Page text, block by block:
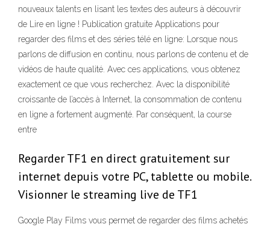
nouveaux talents en lisant les textes des auteurs à découvrir
de Lire en ligne ! Publication gratuite Applications pour
regarder des films et des séries télé en ligne: Lorsque nous
parlons de diffusion en continu, nous parlons de contenu et de
vidéos de haute qualité. Avec ces applications, vous obtenez
exactement ce que vous recherchez. Avec la disponibilité
croissante de l’accès à Internet, la consommation de contenu
en ligne a fortement augmenté. Par conséquent, la course
entre
Regarder TF1 en direct gratuitement sur
internet depuis votre PC, tablette ou mobile.
Visionner le streaming live de TF1
Google Play Films vous permet de regarder des films achetés